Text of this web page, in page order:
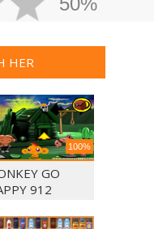
HER
100%
GO
912